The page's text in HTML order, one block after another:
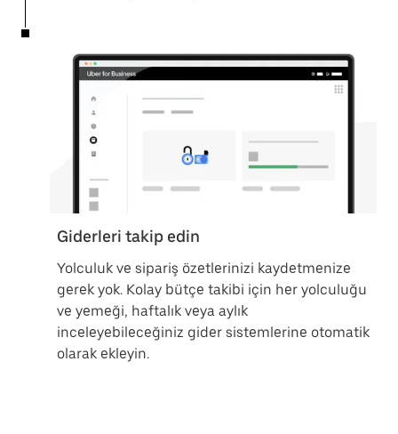
Giderleri takip edin
Yolculuk ve sipariş özetlerinizi kaydetmenize
gerek yok. Kolay bütçe takibi için her yolculuğu
ve yemeği, haftalık veya aylık
inceleyebileceğiniz gider sistemlerine otomatik
olarak ekleyin.